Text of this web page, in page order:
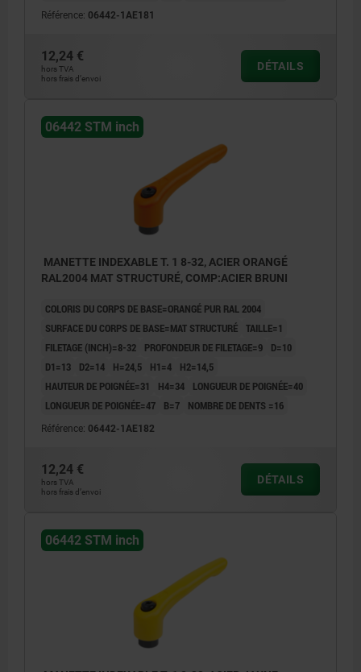
Référence: 06442-1AE181
12,24 €
hors TVA
hors frais d’envoi
DÉTAILS
06442 STM inch
MANETTE INDEXABLE T. 1 8-32, ACIER ORANGÉ
RAL2004 MAT STRUCTURÉ, COMP:ACIER BRUNI
COLORIS DU CORPS DE BASE=ORANGÉ PUR RAL 2004
SURFACE DU CORPS DE BASE=MAT STRUCTURÉ TAILLE=1
FILETAGE (INCH)=8-32
PROFONDEUR DE FILETAGE=9
D=10
D1=13
D2=14 H=24,5 H1=4
H2=14,5
HAUTEUR DE POIGNÉE=31
H4=34
LONGUEUR DE POIGNÉE=40
LONGUEUR DE POIGNÉE=47
B=7 NOMBRE DE DENTS =16
Référence: 06442-1AE182
12,24 €
hors TVA
hors frais d’envoi
DÉTAILS
06442 STM inch